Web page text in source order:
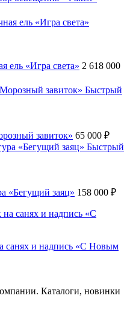
ель «Игра света» 2 618 000
Быстрый
завиток» 65 000 ₽
Быстрый
«Бегущий заяц» 158 000 ₽
санях и надпись «С Новым
Каталоги, новинки